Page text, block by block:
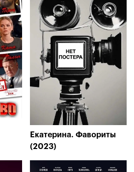
Екатерина. Фавориты
(2023)